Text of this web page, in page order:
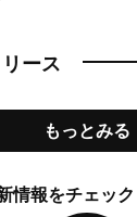
ース
もっとみる
情報をチェック